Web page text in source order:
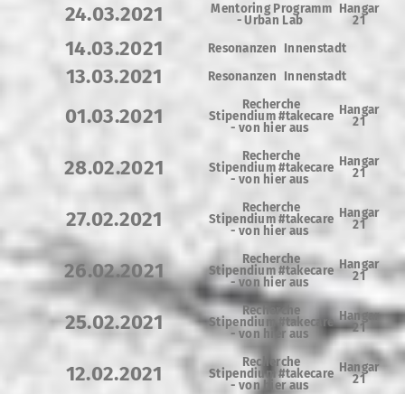
24.03.2021 Mentoring Programm
-Urban Lab
Hangar
21
14.03.2021 Resonanzen Innenstadt
13.03.2021 Resonanzen Innenstadt
01.03.2021 Recherche
Stipendium #takecare
- von hier aus
Hangar
21
28.02.2021 Recherche
Stipendium #takecare
- von hier aus
Hangar
21
27.02.2021 Recherche
Stipendium #takecare
- von hier aus
Hangar
21
26.02.2021 Recherche
Stipendium #takecare
- von hier aus
Hangar
21
25.02.2021 Recherche
Stipendium #takecare
- von hier aus
Hangar
21
12.02.2021 Recherche
Stipendium #takecare
- von hier aus
Hangar
21